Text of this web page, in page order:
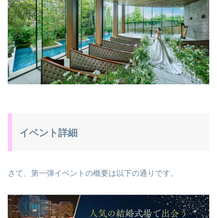
イベント詳細
さて、第一弾イベントの概要は以下の通りです。